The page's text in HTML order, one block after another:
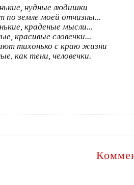
нудные людишки
по земле моей отчизны...
краденые мысли...
красивые словечки...
тихонько с краю жизни
как тени, человечки.